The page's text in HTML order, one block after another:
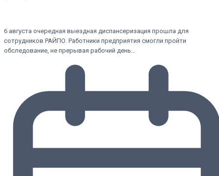
6 августа очередная выездная диспансеризация прошла для
сотрудников РАЙПО. Работники предприятия смогли пройти
обследование, не прерывая рабочий день…